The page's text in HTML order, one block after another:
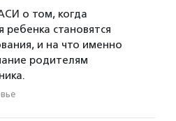
о том, когда
ребенка становятся
и на что именно
родителям